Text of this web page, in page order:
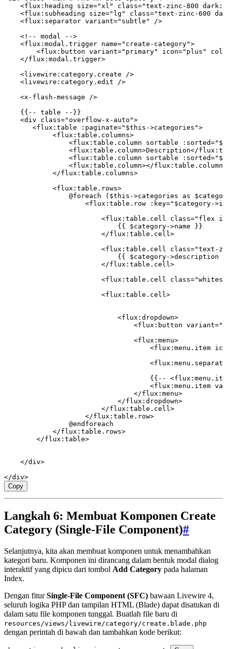
    <
flux : heading size="xl" class="text-zinc-800
    <
flux : subheading size="lg" class="text-zinc-600
    <
flux : separator variant="subtle"
/>
    <!--
modal -->
    <
flux : modal . trigger name="create-category">
        <
flux : button variant="primary" icon="plus"
    </
flux : modal . trigger>
    <
livewire : category . create />
    <
livewire : category . edit />
    <
x - flash -message />
    {{
-- table -- }}
    <
div class="overflow-x-auto">
       <
flux : table : paginate=" $this ->categories ">
            <
flux : table . columns>
                <
flux : table . column sortable : sorted="
                <
flux : table . column>Description</flux :
                <
flux : table . column sortable : sorted="
                <
flux : table . column></flux : table . column
            </
flux : table . columns>
            <
flux : table . rows>
                @foreach
( $this ->categories as
                    <
flux : table . row : key=" $category->id
                        <
flux : table . cell class="flex
                            {{ $category
->name }}
                        </
flux : table . cell>
                        <
flux : table . cell class="text-
                            {{ $category
->description
                        </
flux : table . cell>
                        <
flux : table . cell class=
                        <
flux : table . cell>
                            <
flux : dropdown>
                                <
flux : button variant=
                                <
flux : menu>
                                    <
flux : menu . item
                                    <
flux : menu .
                                    {{
-- <flux : menu .
                                    <
flux : menu . item
                                </
flux : menu>
                            </
flux : dropdown>
                        </
flux : table . cell>
                    </
flux : table . row>
                @endforeach
            </
flux : table . rows>
        </
flux : table>
    </
div>
</div>
Copy
Langkah 6: Membuat Komponen Create
Category (Single-File Component)#
Selanjutnya, kita akan membuat komponen untuk menambahkan
kategori baru. Komponen ini dirancang dalam bentuk modal dialog
interaktif yang dipicu dari tombol Add Category pada halaman
Index.
Dengan fiturSingle-File Component (SFC) bawaan Livewire 4,
seluruh logika PHP dan tampilan HTML (Blade) dapat disatukan di
dalam satu file komponen tunggal. Buatlah file baru di
resources/views/livewire/category/create.blade.php
dengan perintah di bawah dan tambahkan kode berikut: